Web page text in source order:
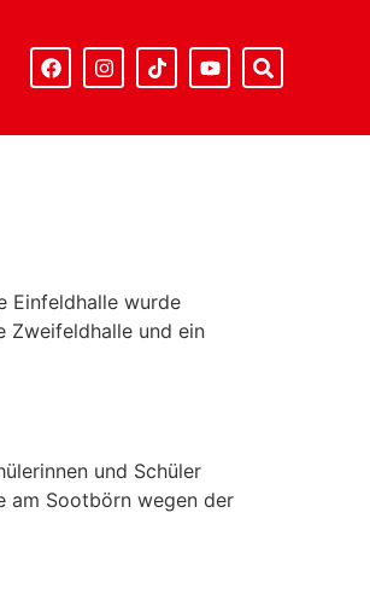
Einfeldhalle wurde
Zweifeldhalle und ein
und Schüler
am Sootbörn wegen der